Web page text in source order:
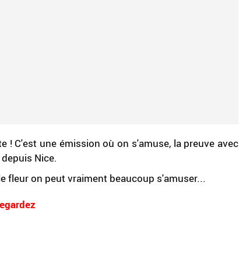
! C'est une émission où on s'amuse, la preuve avec
Nice.
fleur on peut vraiment beaucoup s'amuser...